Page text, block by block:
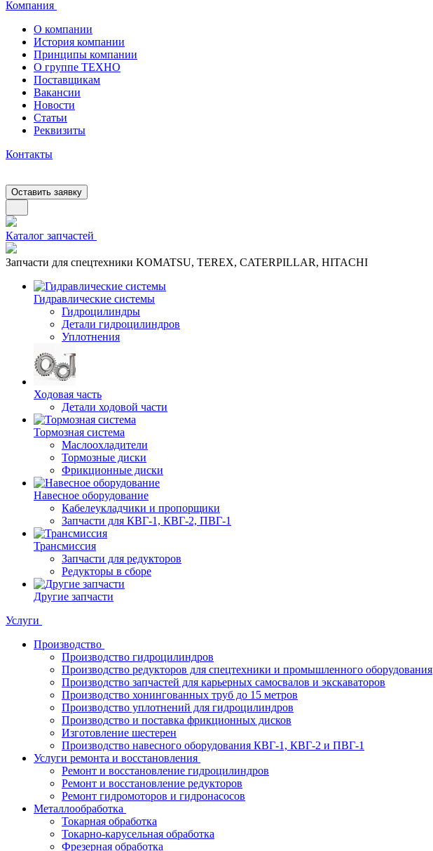
Компания
О компании
История компании
Принципы компании
О группе ТЕХНО
Поставщикам
Вакансии
Новости
Статьи
Реквизиты
Контакты
Оставить заявку
Каталог запчастей
Запчасти для спецтехники KOMATSU, TEREX, CATERPILLAR, HITACHI
Гидравлические системы
Гидроцилиндры
Детали гидроцилиндров
Уплотнения
Ходовая часть
Детали ходовой части
Тормозная система
Маслоохладители
Тормозные диски
Фрикционные диски
Навесное оборудование
Кабелеукладчики и пропорщики
Запчасти для КВГ-1, КВГ-2, ПВГ-1
Трансмиссия
Запчасти для редукторов
Редукторы в сборе
Другие запчасти
Услуги
Производство
Производство гидроцилиндров
Производство редукторов для спецтехники и промышленного оборудования
Производство запчастей для карьерных самосвалов и экскаваторов
Производство хонингованных труб до 15 метров
Производство уплотнений для гидроцилиндров
Производство и поставка фрикционных дисков
Изготовление шестерен
Производство навесного оборудования КВГ-1, КВГ-2 и ПВГ-1
Услуги ремонта и восстановления
Ремонт и восстановление гидроцилиндров
Ремонт и восстановление редукторов
Ремонт гидромоторов и гидронасосов
Металлообработка
Токарная обработка
Токарно-карусельная обработка
Фрезерная обработка